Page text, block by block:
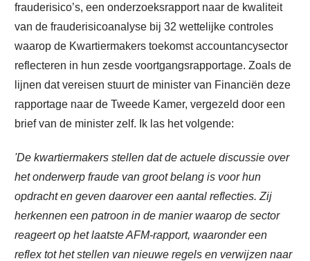
frauderisico’s, een onderzoeksrapport naar de kwaliteit
van de frauderisicoanalyse bij 32 wettelijke controles
waarop de Kwartiermakers toekomst accountancysector
reflecteren in hun zesde voortgangsrapportage. Zoals de
lijnen dat vereisen stuurt de minister van Financiën deze
rapportage naar de Tweede Kamer, vergezeld door een
brief van de minister zelf. Ik las het volgende:
'De kwartiermakers stellen dat de actuele discussie over
het onderwerp fraude van groot belang is voor hun
opdracht en geven daarover een aantal reflecties. Zij
herkennen een patroon in de manier waarop de sector
reageert op het laatste AFM-rapport, waaronder een
reflex tot het stellen van nieuwe regels en verwijzen naar